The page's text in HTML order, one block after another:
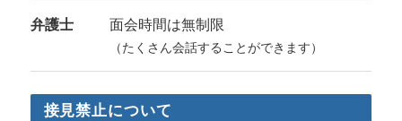
弁護士 面会時間は無制限
（たくさん会話することができます）
接見禁止について